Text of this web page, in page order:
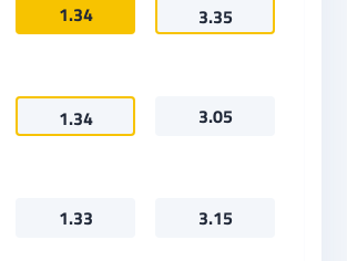
1.34 3.35
1.34 3.05
1.33 3.15